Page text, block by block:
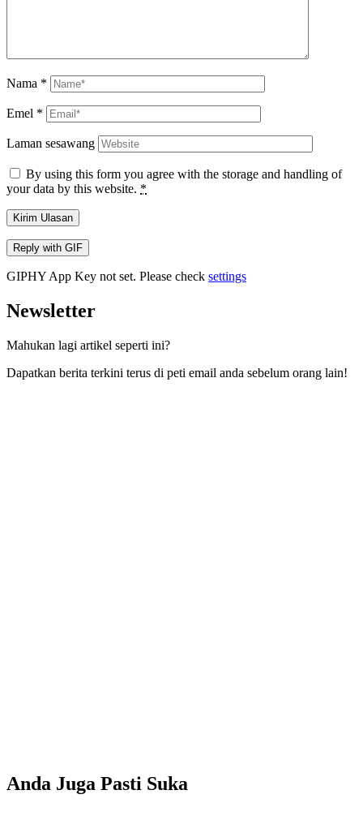
Nama *
Emel *
Laman sesawang
By using this form you agree with the storage and handling of
your data by this website. *
Kirim Ulasan
Reply with GIF
GIPHY App Key not set. Please check settings
Newsletter
Mahukan lagi artikel seperti ini?
Dapatkan berita terkini terus di peti email anda sebelum orang lain!
Anda Juga Pasti Suka